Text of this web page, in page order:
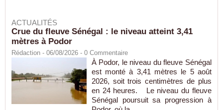
ACTUALITÉS
Crue du fleuve Sénégal : le niveau atteint 3,41
mètres à Podor
Rédaction - 06/08/2026 - 0 Commentaire
À Podor, le niveau du fleuve Sénégal
est monté à 3,41 mètres le 5 août
2026, soit trois centimètres de plus
en 24 heures. Le niveau du fleuve
Sénégal poursuit sa progression à